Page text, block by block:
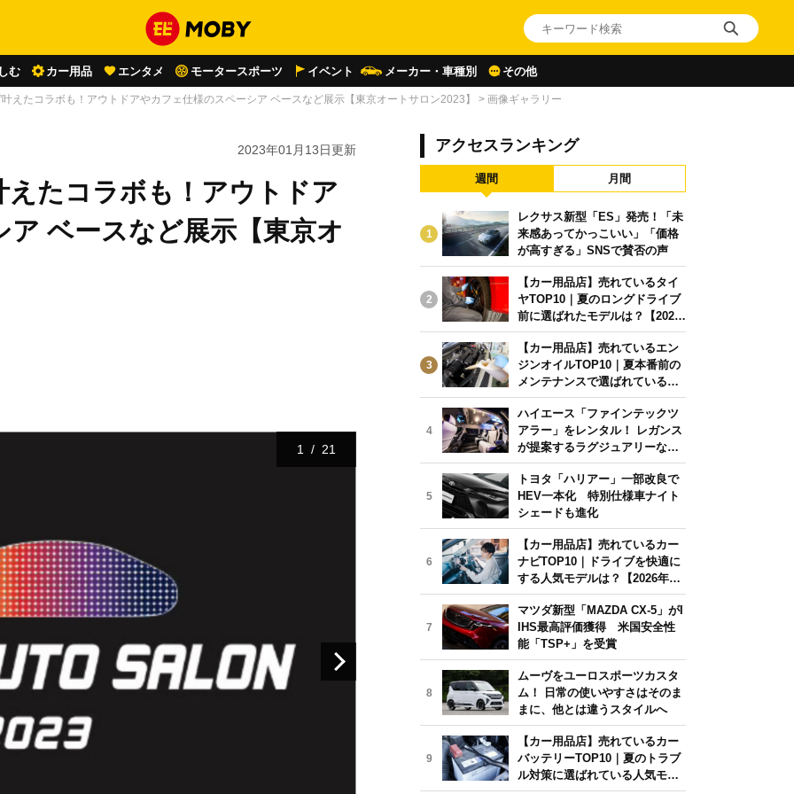
む カー用品 エンタメ モータースポーツ イベント メーカー・車種別 その他
叶えたコラボも！アウトドアやカフェ仕様のスペーシア ベースなど展示【東京オートサロン2023】 > 画像ギャラリー
2023年01月13日更新
えたコラボも！アウトドア
ベースなど展示【東京オ
1 / 21
アクセスランキング
週間 月間
1
レクサス新型「ES」発売！「未
来感あってかっこいい」「価格
が高すぎる」SNSで賛否の声
2
【カー用品店】売れているタイ
ヤTOP10｜夏のロングドライブ
前に選ばれたモデルは？【2026
年6月版】
3
【カー用品店】売れているエン
ジンオイルTOP10｜夏本番前の
メンテナンスで選ばれている人
気モデルは？【2026年6月版】
4
ハイエース「ファインテックツ
アラー」をレンタル！ レガンス
が提案するラグジュアリーな移
動体験
5
トヨタ「ハリアー」一部改良で
HEV一本化 特別仕様車ナイト
シェードも進化
6
【カー用品店】売れているカー
ナビTOP10｜ドライブを快適に
する人気モデルは？【2026年6
月版】
7
マツダ新型「MAZDA CX-5」がI
IHS最高評価獲得 米国安全性
能「TSP+」を受賞
8
ムーヴをユーロスポーツカスタ
ム！ 日常の使いやすさはそのま
まに、他とは違うスタイルへ
9
【カー用品店】売れているカー
バッテリーTOP10｜夏のトラブ
ル対策に選ばれている人気モデ